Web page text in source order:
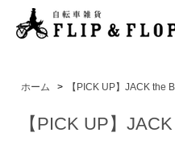
ホーム > 【PICK UP】JACK the
【PICK UP】